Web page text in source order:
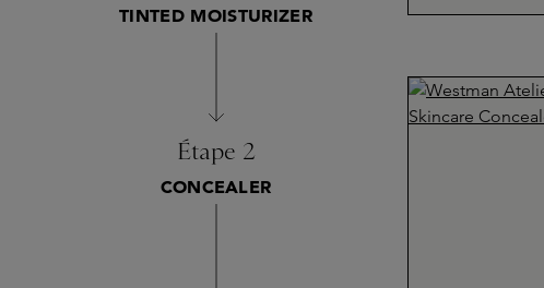
TINTED MOISTURIZER
Étape 2
CONCEALER